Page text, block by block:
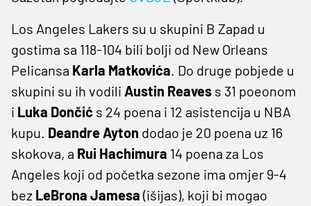
Los Angeles Lakers su u skupini B Zapad u
gostima sa 118-104 bili bolji od New Orleans
Pelicansa Karla Matkovića. Do druge pobjede u
skupini su ih vodili Austin Reaves s 31 poeonom
i Luka Dončić s 24 poena i 12 asistencija u NBA
kupu. Deandre Ayton dodao je 20 poena uz 16
skokova, a Rui Hachimura 14 poena za Los
Angeles koji od početka sezone ima omjer 9-4
bez LeBrona Jamesa (išijas), koji bi mogao